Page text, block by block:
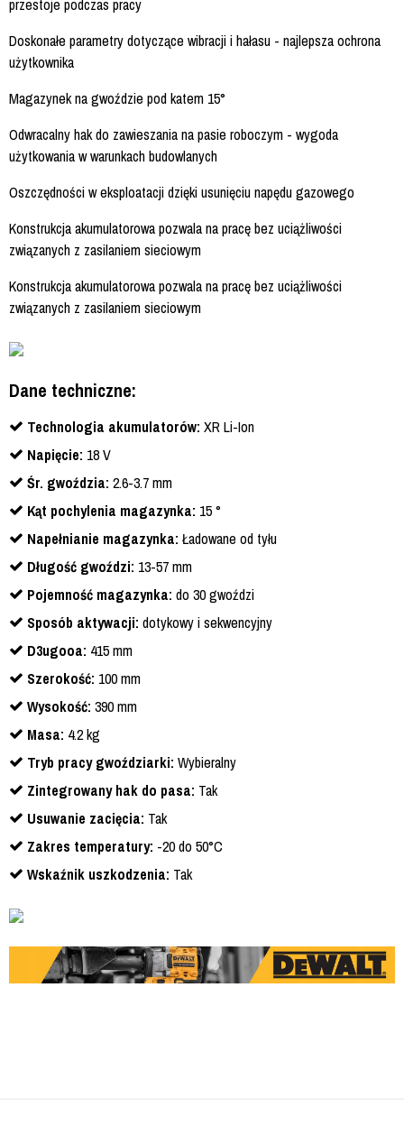
przestoje podczas pracy
Doskonałe parametry dotyczące wibracji i hałasu - najlepsza ochrona
użytkownika
Magazynek na gwoździe pod katem 15°
Odwracalny hak do zawieszania na pasie roboczym - wygoda
użytkowania w warunkach budowlanych
Oszczędności w eksploatacji dzięki usunięciu napędu gazowego
Konstrukcja akumulatorowa pozwala na pracę bez uciążliwości
związanych z zasilaniem sieciowym
Konstrukcja akumulatorowa pozwala na pracę bez uciążliwości
związanych z zasilaniem sieciowym
Dane techniczne:
Technologia akumulatorów: XR Li-Ion
Napięcie: 18 V
Śr. gwoździa: 2.6-3.7 mm
Kąt pochylenia magazynka: 15 °
Napełnianie magazynka: Ładowane od tyłu
Długość gwoździ: 13-57 mm
Pojemność magazynka: do 30 gwoździ
Sposób aktywacji: dotykowy i sekwencyjny
D3ugooa: 415 mm
Szerokość: 100 mm
Wysokość: 390 mm
Masa: 4.2 kg
Tryb pracy gwoździarki: Wybieralny
Zintegrowany hak do pasa: Tak
Usuwanie zacięcia: Tak
Zakres temperatury: -20 do 50°C
Wskaźnik uszkodzenia: Tak